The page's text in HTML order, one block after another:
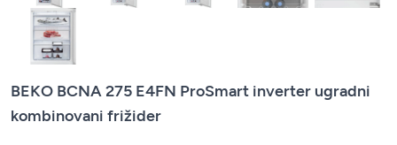
BEKO BCNA 275 E4FN ProSmart inverter ugradni
kombinovani frižider